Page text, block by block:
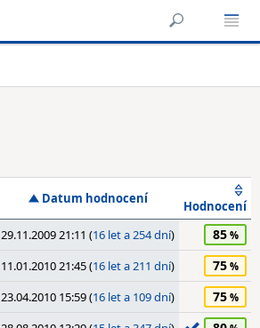
Datum hodnocení
Hodnocení
29.11.2009 21:11 (16 let a 254 dní) 85
11.01.2010 21:45 (16 let a 211 dní) 75
23.04.2010 15:59 (16 let a 109 dní) 75